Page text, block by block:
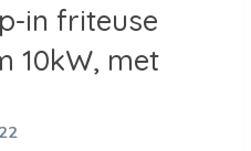
in friteuse
10kW, met